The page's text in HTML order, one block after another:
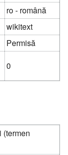
ro - română
wikitext
Permisă
0
(termen